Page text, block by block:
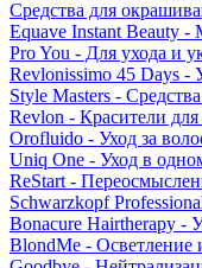
Средства для
Equave Instant Beauty -
Pro You - Для ухода и
Revlonissimo 45 Days -
Style Masters -
Revlon - Красители для
Orofluido - Уход за
Uniq One - Уход в
ReStart -
Schwarzkopf
Bonacure Hairtherapy -
BlondMe - Осветление